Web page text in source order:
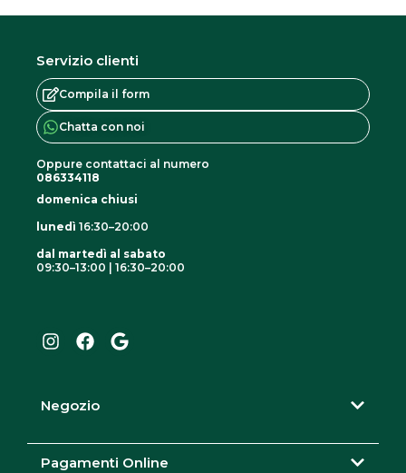
Servizio clienti
Compila il form
Chatta con noi
Oppure contattaci al numero
086334118
domenica chiusi
lunedì 16:30–20:00
dal martedì al sabato
09:30–13:00 | 16:30–20:00
t
r
a
e
o
k
g
Negozio
Pagamenti Online